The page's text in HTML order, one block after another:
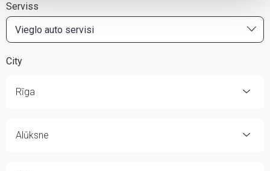
Vieglo auto servisi
Serviss
City
Rīga
Alūksne